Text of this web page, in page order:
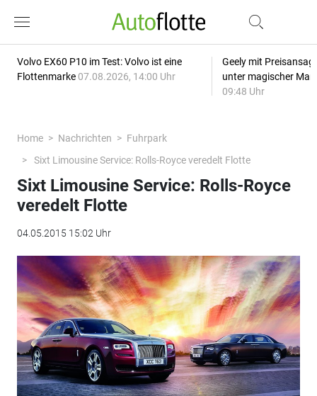
Volvo EX60 P10 im Test: Volvo ist eine
Flottenmarke 07.08.2026, 14:00 Uhr
Geely mit
unter magischer
09:48 Uhr
Home Nachrichten
Fuhrpark
Sixt Limousine Service: Rolls-Royce veredelt Flotte
Sixt Limousine Service: Rolls-Royce
veredelt Flotte
04.05.2015 15:02 Uhr